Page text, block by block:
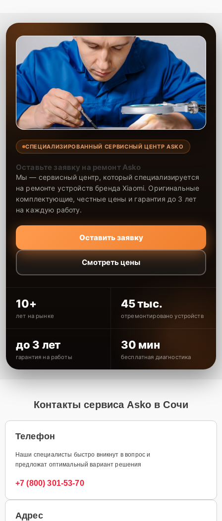
СПЕЦИАЛИЗИРОВАННЫЙ СЕРВИСНЫЙ ЦЕНТР ASKO
Оставьте заявку на ремонт Asko
Мы — сервисный центр, который специализируется
на ремонте устройств бренда Xiaomi. Оригинальные
комплектующие, честные цены и гарантия до 3 лет
на каждую работу.
Оставить заявку
Смотреть цены
10+
лет на рынке
45 тыс.
отремонтировано устройств
до 3 лет
гарантия на работы
30 мин
бесплатная диагностика
Контакты сервиса Asko в Сочи
Телефон
Наши специалисты быстро вникнут в вопрос и
предложат оптимальный вариант решения
+7 (800) 301-53-70
Адрес